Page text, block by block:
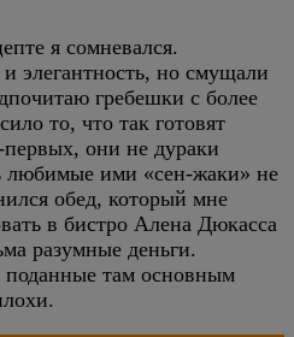
я сомневался.
элегантность, но смущали
гребешки с более
то, что так готовят
они не дураки
любимые ими «сен-жаки» не
обед, который мне
в бистро Алена Дюкасса
разумные деньги.
там основным